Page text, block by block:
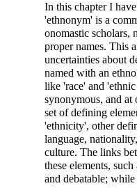
In this chapter I
'ethnonym' is a
onomastic scholars,
proper names. This
uncertainties about
named with an
like 'race' and
synonymous, and at
set of defining
'ethnicity', other
language,
culture. The links
these elements,
and debatable;